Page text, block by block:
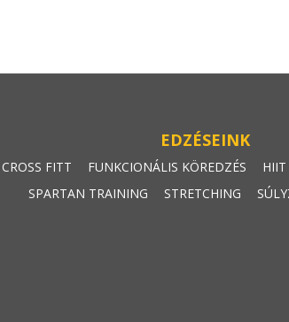
EDZÉSEINK
CROSS FITT FUNKCIONÁLIS KÖREDZÉS HIIT
SPARTAN TRAINING
STRETCHING